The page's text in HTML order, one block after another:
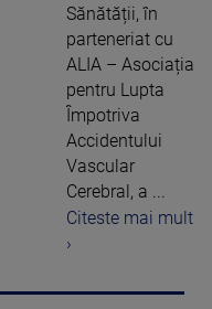
Sănătății, în
parteneriat cu
ALIA – Asociația
pentru Lupta
Împotriva
Accidentului
Vascular
Cerebral, a ...
Citeste mai mult
›